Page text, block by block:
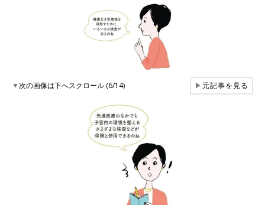
▼次の画像は下へスクロール (6/14) ▶元記事を見る